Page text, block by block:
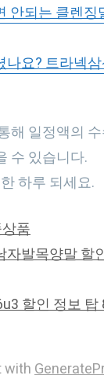
안되는 클렌징
나요? 트라넥
해 일정액의
수 있습니다.
하루 되세요.
품
자발목양말 할
할인 정보 탑
with